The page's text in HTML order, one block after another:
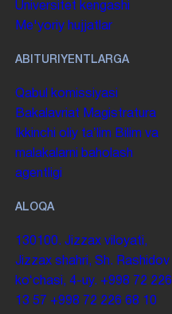
Universitet kengashi
Me'yoriy hujjatlar
ABITURIYENTLARGA
Qabul komissiyasi
Bakalavriat Magistratura
Ikkinchi oliy taʼlim Bilim va
malakalarni baholash
agentligi
ALOQA
130100. Jizzax viloyati,
Jizzax shahri, Sh. Rashidov
koʻchasi, 4-uy. +998 72 226
13 57 +998 72 226 68 10